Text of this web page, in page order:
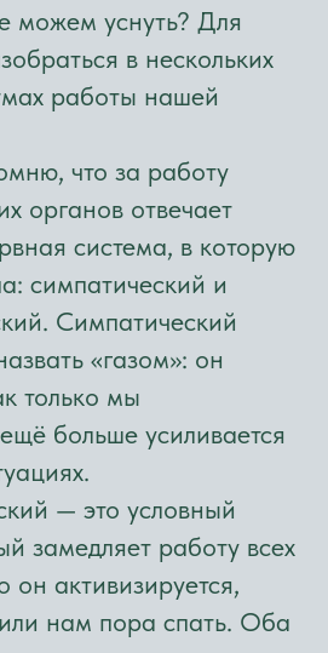
можем уснуть? Для
в нескольких
работы нашей
что за работу
органов отвечает
система, в которую
симпатический и
Симпатический
«газом»: он
только мы
больше усиливается
— это условный
замедляет работу всех
активизируется,
нам пора спать. Оба